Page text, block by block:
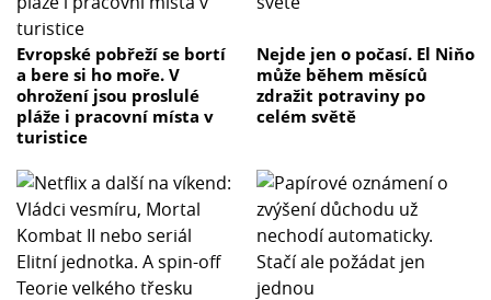
Evropské pobřeží se bortí
a bere si ho moře. V
ohrožení jsou proslulé
pláže i pracovní místa v
turistice
Nejde jen o počasí. El Niňo
může během měsíců
zdražit potraviny po
celém světě